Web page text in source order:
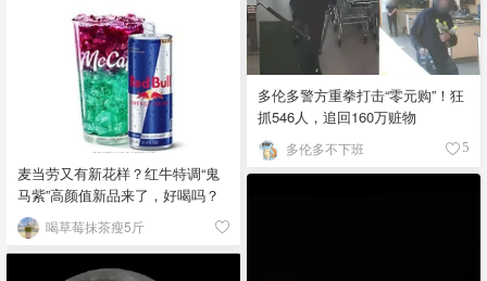
麦当劳又有新花样？红牛特调“鬼
马紫”高颜值新品来了，好喝吗？
喝草莓抹茶瘦5斤
多伦多警方重拳打击“零元购”！狂
抓546人，追回160万赃物
多伦多不下班 5